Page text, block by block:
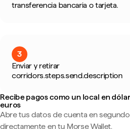
transferencia bancaria o tarjeta.
3
Enviar y retirar
corridors.steps.send.description
Recibe pagos como un local en
euros
Abre tus datos de cuenta en
directamente en tu Morse Wallet.